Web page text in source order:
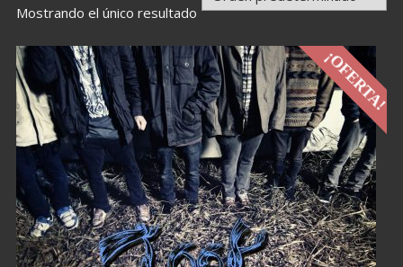
Mostrando el único resultado
¡OFERTA!